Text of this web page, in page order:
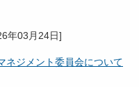
年03月24日]
ジメント委員会について